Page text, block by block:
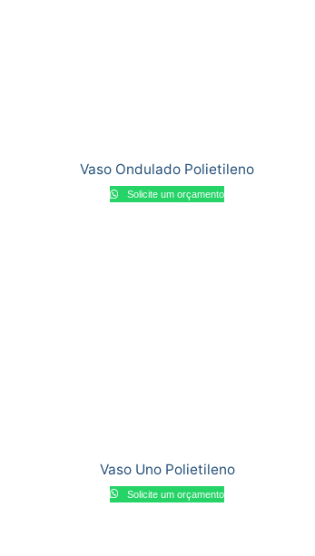
Vaso Ondulado Polietileno
Solicite um orçamento
Vaso Uno Polietileno
Solicite um orçamento